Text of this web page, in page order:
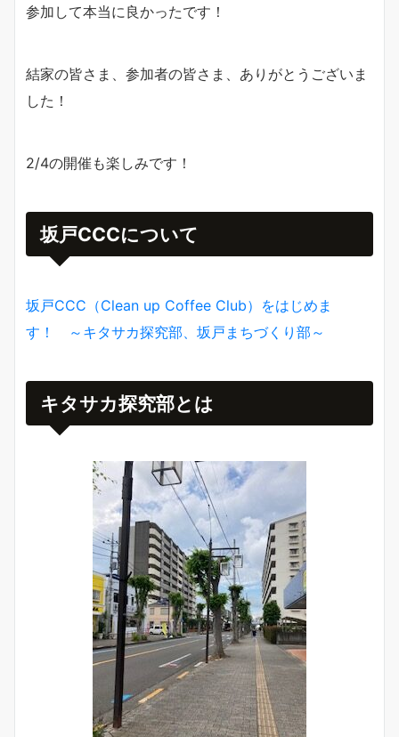
参加して本当に良かったです！
結家の皆さま、参加者の皆さま、ありがとうございま
した！
2/4の開催も楽しみです！
坂戸CCCについて
坂戸CCC（Clean up Coffee Club）をはじめま
す！ ～キタサカ探究部、坂戸まちづくり部～
キタサカ探究部とは